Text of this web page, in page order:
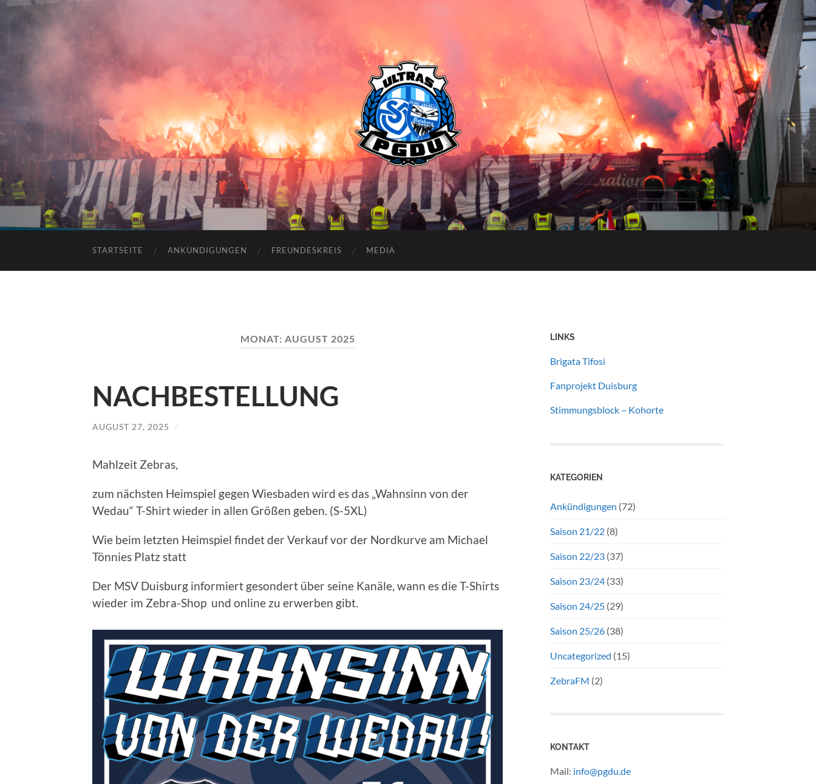
Proud
Generation
Duisburg
STARTSEITE ANKÜNDIGUNGEN FREUNDESKREIS MEDIA
MONAT: AUGUST 2025
NACHBESTELLUNG
AUGUST 27, 2025 /
Mahlzeit Zebras,
zum nächsten Heimspiel gegen Wiesbaden wird es das „Wahnsinn von der
Wedau“ T-Shirt wieder in allen Größen geben. (S-5XL)
Wie beim letzten Heimspiel findet der Verkauf vor der Nordkurve am Michael
Tönnies Platz statt
Der MSV Duisburg informiert gesondert über seine Kanäle, wann es die T-Shirts
wieder im Zebra-Shop und online zu erwerben gibt.
LINKS
Brigata Tifosi
Fanprojekt Duisburg
Stimmungsblock – Kohorte
KATEGORIEN
Ankündigungen (72)
Saison 21/22 (8)
Saison 22/23 (37)
Saison 23/24 (33)
Saison 24/25 (29)
Saison 25/26 (38)
Uncategorized (15)
ZebraFM (2)
KONTAKT
Mail: info@pgdu.de